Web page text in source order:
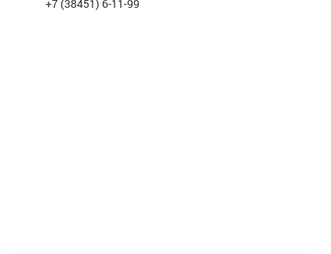
+7 (38451) 6-11-99